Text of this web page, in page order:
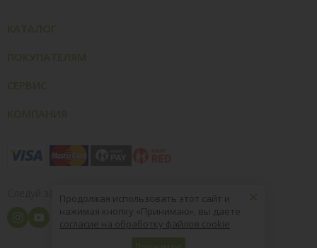
Следуй за нами ×
Продолжая использовать этот сайт и
нажимая кнопку «Принимаю», вы даете
согласие на обработку файлов cookie